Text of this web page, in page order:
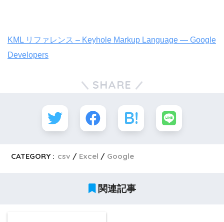
KML リファレンス – Keyhole Markup Language — Google
Developers
SHARE
CATEGORY : csv Excel Google
関連記事